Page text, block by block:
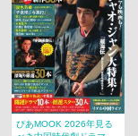
ぴあMOOK 2026年見る